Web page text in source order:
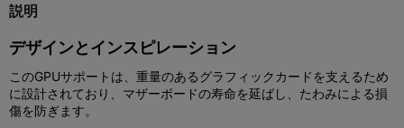
説明
デザインとインスピレーション
このGPUサポートは、重量のあるグラフィックカードを支えるため
に設計されており、マザーボードの寿命を延ばし、たわみによる損
傷を防ぎます。